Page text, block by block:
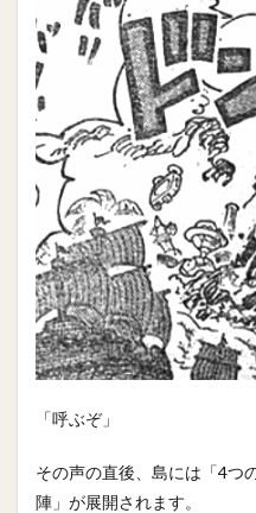
「呼ぶぞ」
その声の直後、島には「4つ
陣」が展開されます。